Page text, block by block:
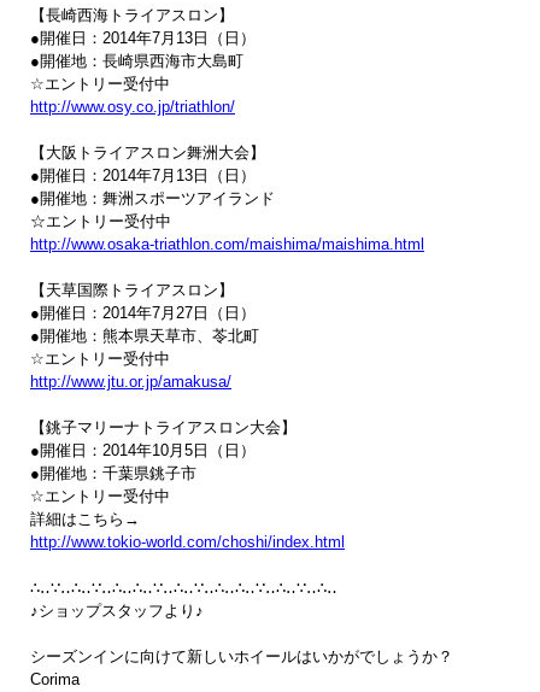
【長崎西海トライアスロン】
●開催日：2014年7月13日（日）
●開催地：長崎県西海市大島町
http://www.osy.co.jp/triathlon/
【大阪トライアスロン舞洲大会】
●開催日：2014年7月13日（日）
●開催地：舞洲スポーツアイランド
http://www.osaka-triathlon.com/maishima/maishima.html
【天草国際トライアスロン】
●開催日：2014年7月27日（日）
●開催地：熊本県天草市、苓北町
http://www.jtu.or.jp/amakusa/
【銚子マリーナトライアスロン大会】
●開催日：2014年10月5日（日）
●開催地：千葉県銚子市
☆エントリー受付中
http://www.tokio-world.com/choshi/index.html
∴‥∵‥∴‥∵‥∴‥∴‥∵‥∴‥∵‥∴‥∴‥∵‥∴‥∵‥∴‥
♪ショップスタッフより♪
シーズンインに向けて新しいホイールはいかがでしょうか？
Corima